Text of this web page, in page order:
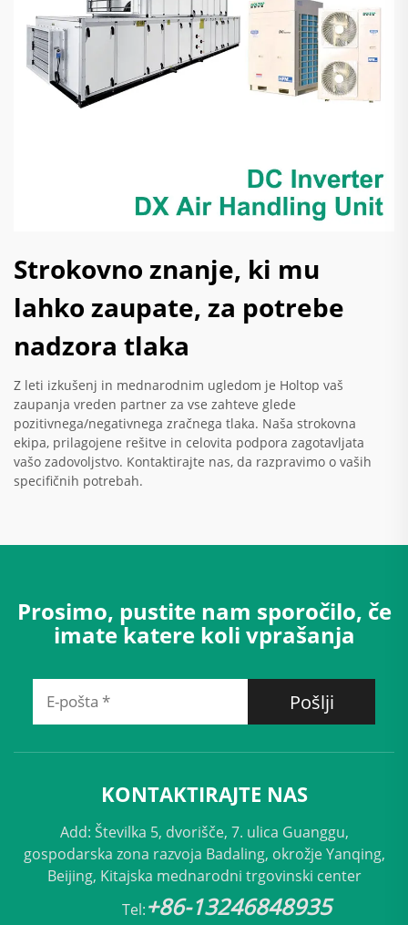
Strokovno znanje, ki mu
lahko zaupate, za potrebe
nadzora tlaka
Z leti izkušenj in mednarodnim ugledom je Holtop vaš
zaupanja vreden partner za vse zahteve glede
pozitivnega/negativnega zračnega tlaka. Naša strokovna
ekipa, prilagojene rešitve in celovita podpora zagotavljata
vašo zadovoljstvo. Kontaktirajte nas, da razpravimo o vaših
specifičnih potrebah.
Prosimo, pustite nam sporočilo, če
imate katere koli vprašanja
Pošlji
KONTAKTIRAJTE NAS
Add: Številka 5, dvorišče, 7. ulica Guanggu,
gospodarska zona razvoja Badaling, okrožje Yanqing,
Beijing, Kitajska mednarodni trgovinski center
Tel:+86-13246848935